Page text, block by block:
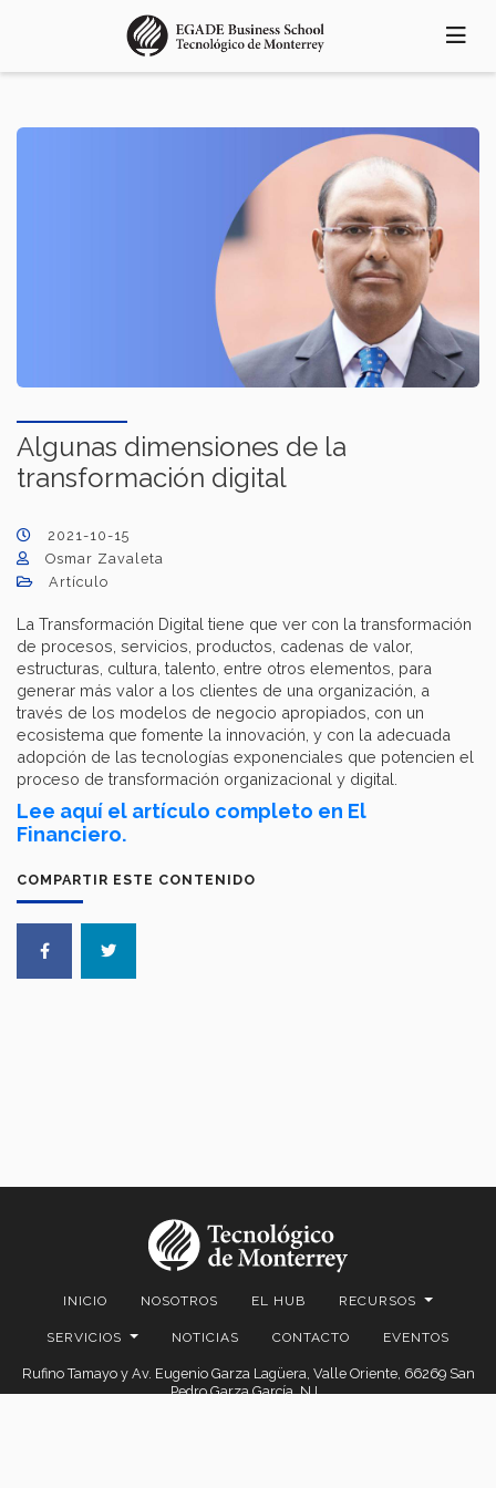
principal
COMPARTIR ESTE CONTENIDO
Algunas dimensiones de la
transformación digital
2021-10-15
Osmar Zavaleta
Artículo
La Transformación Digital tiene que ver con la transformación
de procesos, servicios, productos, cadenas de valor,
estructuras, cultura, talento, entre otros elementos, para
generar más valor a los clientes de una organización, a
través de los modelos de negocio apropiados, con un
ecosistema que fomente la innovación, y con la adecuada
adopción de las tecnologías exponenciales que potencien el
proceso de transformación organizacional y digital.
Lee aquí el artículo completo en El
Financiero.
INICIO NOSOTROS EL HUB RECURSOS
SERVICIOS NOTICIAS CONTACTO EVENTOS
Rufino Tamayo y Av. Eugenio Garza Lagüera, Valle Oriente, 66269 San
Pedro Garza García, N.L.